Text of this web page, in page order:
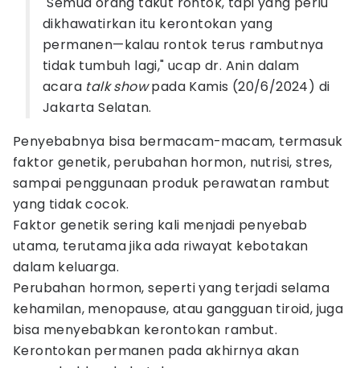
dikhawatirkan itu kerontokan yang
permanen—kalau rontok terus rambutnya
tidak tumbuh lagi," ucap dr. Anin dalam
acara talk showpada Kamis (20/6/2024) di
Jakarta Selatan.
Penyebabnya bisa bermacam-macam, termasuk
faktor genetik, perubahan hormon, nutrisi, stres,
sampai penggunaan produk perawatan rambut
yang tidak cocok.
Faktor genetik sering kali menjadi penyebab
utama, terutama jika ada riwayat kebotakan
dalam keluarga.
Perubahan hormon, seperti yang terjadi selama
kehamilan, menopause, atau gangguan tiroid, juga
bisa menyebabkan kerontokan rambut.
Kerontokan permanen pada akhirnya akan